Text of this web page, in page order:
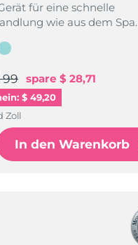
für eine schnelle
wie aus dem Spa.
99 spare $ 28,71
$ 49,20
Zoll
In den Warenkorb
für eine schnelle
wie aus dem Spa.
99 spare $ 28,71
Zoll
In den Warenkorb
für eine schnelle
wie aus dem Spa.
99 spare $ 28,71
Zoll
In den Warenkorb